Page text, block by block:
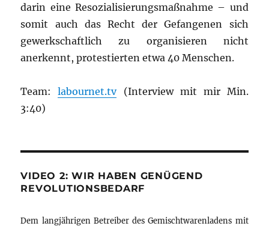
darin eine Resozialisierungsmaßnahme – und
somit auch das Recht der Gefangenen sich
gewerkschaftlich zu organisieren nicht
anerkennt, protestierten etwa 40 Menschen.
Team:labournet.tv(Interview mit mir Min.
3:40)
VIDEO 2: WIR HABEN GENÜGEND
REVOLUTIONSBEDARF
Dem langjährigen Betreiber des Gemischtwarenladens mit